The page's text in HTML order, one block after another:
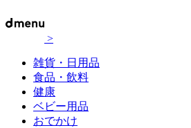
>
雑貨・日用品
食品・飲料
健康
ベビー用品
おでかけ